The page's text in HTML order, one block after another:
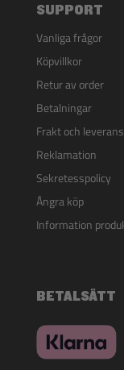
SUPPORT
Vanliga frågor
Köpvillkor
Retur av order
Betalningar
Frakt och leverans
Reklamation
Sekretesspolicy
Ångra köp
Information
BETALSÄTT